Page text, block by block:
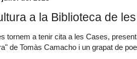
a la Biblioteca de
tornem a tenir cita a les Cases,
de Tomàs Camacho i un grapat de